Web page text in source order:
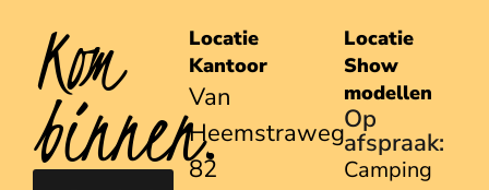
Kom
binnen.
Locatie
Kantoor
Van
Heemstraweg
82
Locatie
Show
modellen
Op
afspraak:
Camping